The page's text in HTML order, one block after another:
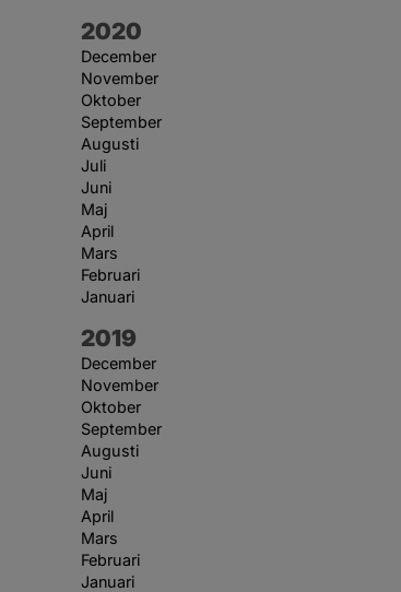
År:
2020
December
November
Oktober
September
Augusti
Juli
Juni
Maj
April
Mars
Februari
Januari
År:
2019
December
November
Oktober
September
Augusti
Juni
Maj
April
Mars
Februari
Januari